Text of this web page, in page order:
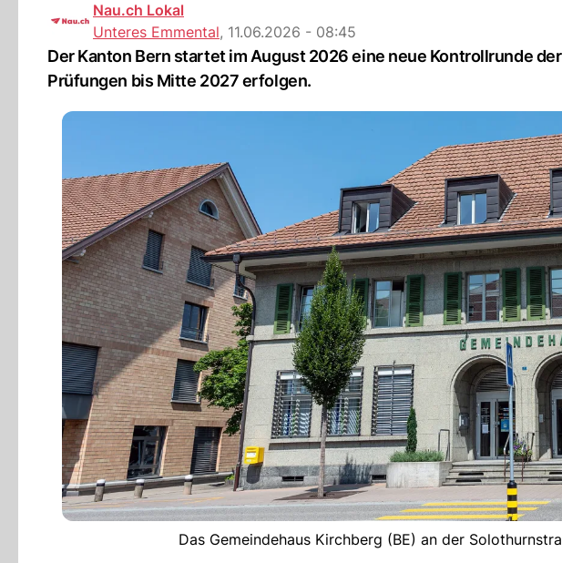
Nau.ch Lokal
Unteres Emmental, 11.06.2026 - 08:45
Der Kanton Bern startet im August 2026 eine neue Kontrollrunde
Prüfungen bis Mitte 2027 erfolgen.
Das Gemeindehaus Kirchberg (BE) an der